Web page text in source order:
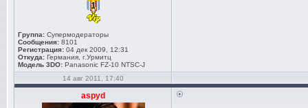
Группа: Супермодераторы
Сообщения: 8101
Регистрация: 04 дек 2009, 12:31
Откуда: Германия, г.Урмитц
Модель 3DO: Panasonic FZ-10 NTSC-J
14 авг 2011, 17:40
aspyd